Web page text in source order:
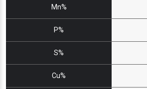
Mn%
P%
S%
Cu%